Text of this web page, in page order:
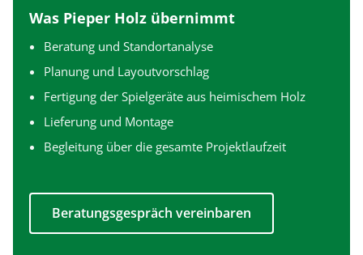
Was Pieper Holz übernimmt
Beratung und Standortanalyse
Planung und Layoutvorschlag
Fertigung der Spielgeräte aus heimischem Holz
Lieferung und Montage
Begleitung über die gesamte Projektlaufzeit
Beratungsgespräch vereinbaren